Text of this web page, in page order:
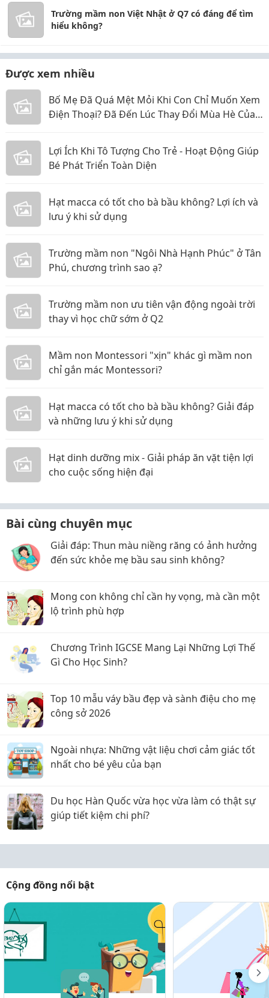
Trường mầm non Việt Nhật ở Q7 có đáng để tìm
hiểu không?
Được xem nhiều
Bố Mẹ Đã Quá Mệt Mỏi Khi Con Chỉ Muốn Xem
Điện Thoại? Đã Đến Lúc Thay Đổi Mùa Hè Của
Lợi Ích Khi Tô Tượng Cho Trẻ - Hoạt Động Giúp
Bé Phát Triển Toàn Diện
Hạt macca có tốt cho bà bầu không? Lợi ích và
lưu ý khi sử dụng
Trường mầm non "Ngôi Nhà Hạnh Phúc" ở Tân
Phú, chương trình sao ạ?
Trường mầm non ưu tiên vận động ngoài trời
thay vì học chữ sớm ở Q2
Mầm non Montessori "xịn" khác gì mầm non
chỉ gắn mác Montessori?
Hạt macca có tốt cho bà bầu không? Giải đáp
và những lưu ý khi sử dụng
Hạt dinh dưỡng mix - Giải pháp ăn vặt tiện lợi
cho cuộc sống hiện đại
Bài cùng chuyên mục
Giải đáp: Thun màu niềng răng có ảnh hưởng
đến sức khỏe mẹ bầu sau sinh không?
Mong con không chỉ cần hy vọng, mà cần một
lộ trình phù hợp
Chương Trình IGCSE Mang Lại Những Lợi Thế
Gì Cho Học Sinh?
Top 10 mẫu váy bầu đẹp và sành điệu cho mẹ
công sở 2026
Ngoài nhựa: Những vật liệu chơi cảm giác tốt
nhất cho bé yêu của bạn
Du học Hàn Quốc vừa học vừa làm có thật sự
giúp tiết kiệm chi phí?
Cộng đồng nổi bật